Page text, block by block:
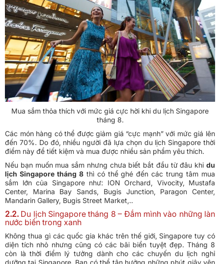
Mua sắm thỏa thích với mức giá cực hời khi du lịch Singapore
tháng 8.
Các món hàng có thể được giảm giá “cực mạnh” với mức giá lên
đến 70%. Do đó, nhiều người đã lựa chọn du lịch Singapore thời
điểm này để tiết kiệm và mua được nhiều sản phẩm yêu thích.
Nếu bạn muốn mua sắm nhưng chưa biết bắt đầu từ đâu khi du
lịch Singapore tháng 8thì có thể ghé đến các trung tâm mua
sắm lớn của Singapore như: ION Orchard, Vivocity, Mustafa
Center, Marina Bay Sands, Bugis Junction, Paragon Center,
Mandarin Gallery, Bugis Street Market,..
2.2. Du lịch Singapore tháng 8 – Đắm mình vào những làn
nước biển trong xanh
Không thua gì các quốc gia khác trên thế giới, Singapore tuy có
diện tích nhỏ nhưng cũng có các bãi biển tuyệt đẹp. Tháng 8
còn là thời điểm lý tưởng dành cho các chuyến du lịch nghỉ
dưỡng tại Singapore. Bạn có thể tận hưởng những phút giây yên